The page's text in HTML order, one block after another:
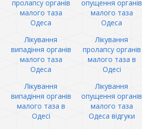
пролапсу органів
малого таза
Одеса
опущення органів
малого таза
Одеса
Лікування
випадіння органів
малого таза
Одеса
Лікування
пролапсу органів
малого таза в
Одесі
Лікування
випадіння органів
малого таза в
Одесі
Лікування
опущення органів
малого таза
Одеса відгуки